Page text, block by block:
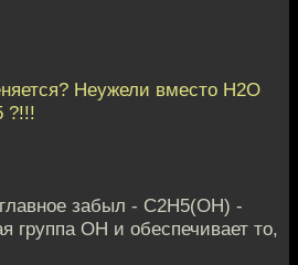
Неужели вместо Н2О
?!!!
забыл - С2Н5(ОН) -
группа ОН и обеспечивает то,